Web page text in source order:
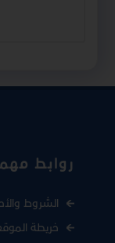
روابط مهمة
الشروط
خريطة الموقع